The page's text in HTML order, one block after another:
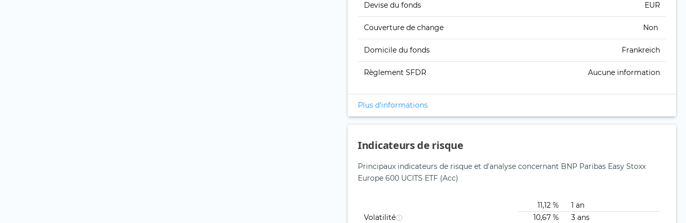
Devise du fonds EUR
Couverture de change Non
Domicile du fonds Frankreich
Règlement SFDR Aucune information
Plus d'informations
Indicateurs de risque
Principaux indicateurs de risque et d'analyse concernant BNP Paribas Easy Stoxx
Europe 600 UCITS ETF (Acc)
Volatilité
11,12 %
1 an
10,67 %
3 ans